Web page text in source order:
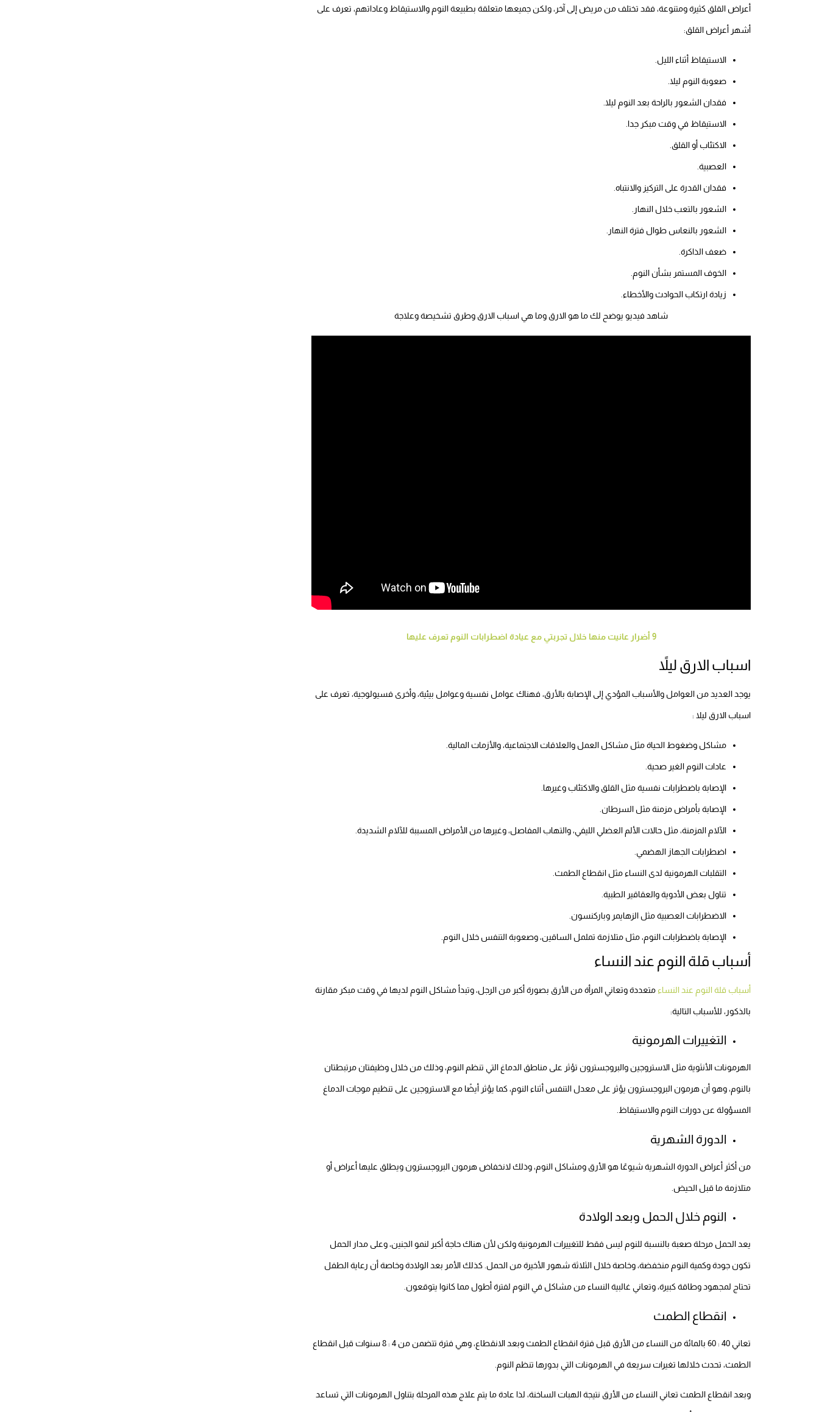
أعراض القلق كثيرة ومتنوعة، فقد تختلف من مريض إلى آخر، ولكن جميعها متعلقة بطبيعة النوم والاستيقاظ وعاداتهم، تعرف على
أشهر أعراض القلق:
الاستيقاظ أثناء الليل.
صعوبة النوم ليلا.
فقدان الشعور بالراحة بعد النوم ليلا.
الاستيقاظ في وقت مبكر جدا.
الاكتئاب أو القلق.
العصبية.
فقدان القدرة على التركيز والانتباه.
الشعور بالتعب خلال النهار.
الشعور بالنعاس طوال فترة النهار.
ضعف الذاكرة.
الخوف المستمر بشأن النوم.
زيادة ارتكاب الحوادث والأخطاء.
شاهد فيديو يوضح لك ما هو الارق وما هي اسباب الارق وطرق تشخيصة وعلاجة
9 أضرار عانيت منها خلال تجربتي مع عيادة اضطرابات النوم تعرف عليها
اسباب الارق ليلاً
يوجد العديد من العوامل والأسباب المؤدي إلى الإصابة بالأرق، فهناك عوامل نفسية وعوامل بيئية، وأخرى فسيولوجية، تعرف على
اسباب الارق ليلا :
مشاكل وضغوط الحياة مثل مشاكل العمل والعلاقات الاجتماعية، والأزمات المالية.
عادات النوم الغير صحية.
الإصابة باضطرابات نفسية مثل القلق والاكتئاب وغيرها.
الإصابة بأمراض مزمنة مثل السرطان.
الآلام المزمنة، مثل حالات الألم العضلي الليفي، والتهاب المفاصل، وغيرها من الأمراض المسببة للآلام الشديدة.
اضطرابات الجهاز الهضمي.
التقلبات الهرمونية لدى النساء مثل انقطاع الطمث.
تناول بعض الأدوية والعقاقير الطبية.
الاضطرابات العصبية مثل الزهايمر وباركنسون.
الإصابة باضطرابات النوم، مثل متلازمة تململ الساقين، وصعوبة التنفس خلال النوم.
أسباب قلة النوم عند النساء
أسباب قلة النوم عند النساء متعددة وتعاني المرأة من الأرق بصورة أكبر من الرجل، وتبدأ مشاكل النوم لديها في وقت مبكر مقارنة
بالذكور، للأسباب التالية:
التغييرات الهرمونية
الهرمونات الأنثوية مثل الاستروجين والبروجسترون تؤثر على مناطق الدماغ التي تنظم النوم، وذلك من خلال وظيفتان مرتبطتان
بالنوم، وهو أن هرمون البروجسترون يؤثر على معدل التنفس أثناء النوم، كما يؤثر أيضًا مع الاستروجين على تنظيم موجات الدماغ
المسؤولة عن دورات النوم والاستيقاظ.
الدورة الشهرية
من أكثر أعراض الدورة الشهرية شيوعًا هو الأرق ومشاكل النوم، وذلك لانخفاض هرمون البروجسترون ويطلق عليها أعراض أو
متلازمة ما قبل الحيض.
النوم خلال الحمل وبعد الولادة
يعد الحمل مرحلة صعبة بالنسبة للنوم ليس فقط للتغييرات الهرمونية ولكن لأن هناك حاجة أكبر لنمو الجنين، وعلى مدار الحمل
تكون جودة وكمية النوم منخفضة، وخاصة خلال الثلاثة شهور الأخيرة من الحمل. كذلك الأمر بعد الولادة وخاصة أن رعاية الطفل
تحتاج لمجهود وطاقة كبيرة، وتعاني غالبية النساء من مشاكل في النوم لفترة أطول مما كانوا يتوقعون.
انقطاع الطمث
تعاني 40 : 60 بالمائة من النساء من الأرق قبل فترة انقطاع الطمث وبعد الانقطاع، وهي فترة تتضمن من 4 : 8 سنوات قبل انقطاع
الطمث، تحدث خلالها تغيرات سريعة في الهرمونات التي بدورها تنظم النوم.
وبعد انقطاع الطمث تعاني النساء من الأرق نتيجة الهبات الساخنة، لذا عادة ما يتم علاج هذه المرحلة بتناول الهرمونات التي تساعد